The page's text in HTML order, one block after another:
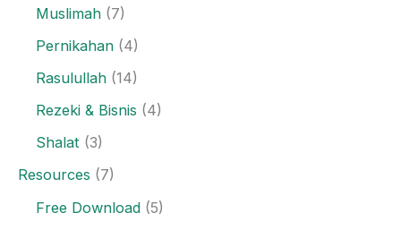
Muslimah (7)
Pernikahan (4)
Rasulullah (14)
Rezeki & Bisnis (4)
Shalat (3)
Resources (7)
Free Download (5)